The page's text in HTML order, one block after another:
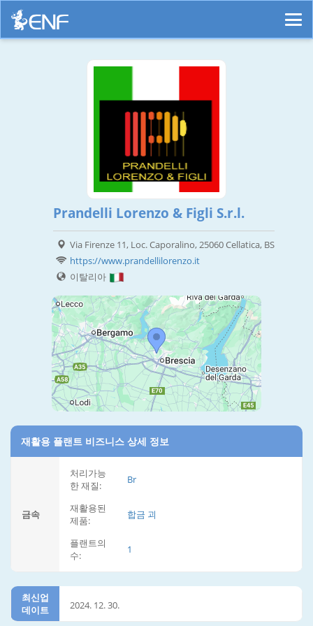
Prandelli Lorenzo & Figli S.r.l.
Via Firenze 11, Loc. Caporalino, 25060 Cellatica, BS
https://www.prandellilorenzo.it
이탈리아
재활용 플랜트 비즈니스 상세 정보
금속
처리가능
한 재질:
Br
재활용된
제품:
합금 괴
플랜트의
수:
1
최신업
데이트
2024. 12. 30.